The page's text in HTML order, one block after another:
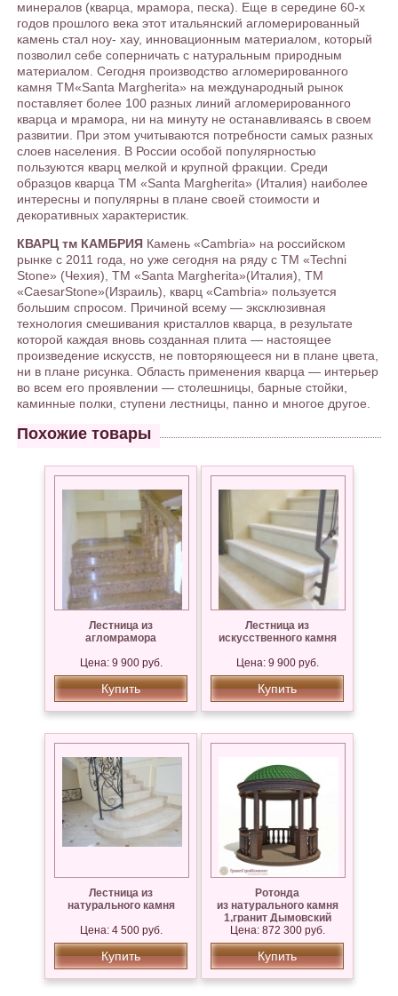
минералов (кварца, мрамора, песка). Еще в середине 60-х
годов прошлого века этот итальянский агломерированный
камень стал ноу- хау, инновационным материалом, который
позволил себе соперничать с натуральным природным
материалом. Сегодня производство агломерированного
камня ТМ«Santa Margherita» на международный рынок
поставляет более 100 разных линий агломерированного
кварца и мрамора, ни на минуту не останавливаясь в своем
развитии. При этом учитываются потребности самых разных
слоев населения. В России особой популярностью
пользуются кварц мелкой и крупной фракции. Среди
образцов кварца ТМ «Santa Margherita» (Италия) наиболее
интересны и популярны в плане своей стоимости и
декоративных характеристик.
КВАРЦ тм КАМБРИЯ Камень «Сambria» на российском
рынке с 2011 года, но уже сегодня на ряду с ТМ «Techni
Stone» (Чехия), ТМ «Santa Margherita»(Италия), ТМ
«CaesarStone»(Израиль), кварц «Сambria» пользуется
большим спросом. Причиной всему — эксклюзивная
технология смешивания кристаллов кварца, в результате
которой каждая вновь созданная плита — настоящее
произведение искусств, не повторяющееся ни в плане цвета,
ни в плане рисунка. Область применения кварца — интерьер
во всем его проявлении — столешницы, барные стойки,
каминные полки, ступени лестницы, панно и многое другое.
Похожие товары
Лестница из
агломрамора
Цена: 9 900 руб.
Купить
Лестница из
искусственного камня
Цена: 9 900 руб.
Купить
Лестница из
натурального камня
Цена: 4 500 руб.
Купить
Ротонда
из натурального камня
1,гранит Дымовский
Цена: 872 300 руб.
Купить